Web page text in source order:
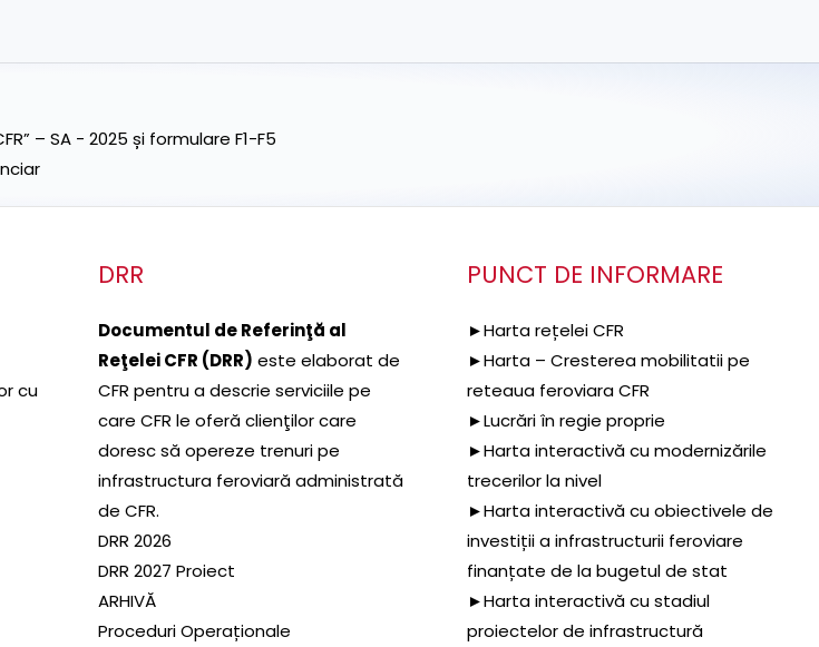
– SA - 2025 și formulare F1-F5
cu
DRR
Documentul de Referinţă al
Reţelei CFR (DRR) este elaborat de
CFR pentru a descrie serviciile pe
care CFR le oferă clienţilor care
doresc să opereze trenuri pe
infrastructura feroviară administrată
de CFR.
DRR 2026
DRR 2027 Proiect
ARHIVĂ
Proceduri Operaționale
PUNCT DE INFORMARE
►Harta rețelei CFR
►Harta – Cresterea mobilitatii pe
reteaua feroviara CFR
►Lucrări în regie proprie
►Harta interactivă cu modernizările
trecerilor la nivel
►Harta interactivă cu obiectivele de
investiții a infrastructurii feroviare
finanțate de la bugetul de stat
►Harta interactivă cu stadiul
proiectelor de infrastructură